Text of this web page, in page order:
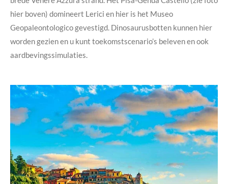
hier boven) domineert Lerici en hier is het Museo
Geopaleontologico gevestigd. Dinosaurusbotten kunnen hier
worden gezien en u kunt toekomstscenario’s beleven en ook
aardbevingssimulaties.